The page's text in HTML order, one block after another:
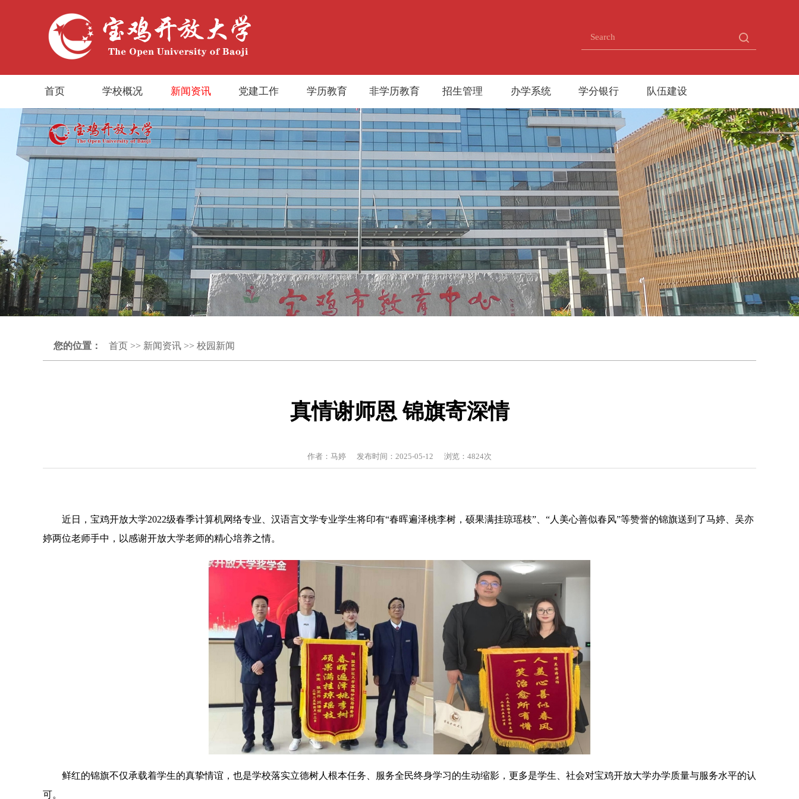
首页 学校概况 新闻资讯 党建工作 学历教育 非学历教育 招生管理 办学系统 学分银行 队伍建设
您的位置： 首页 >> 新闻资讯 >> 校园新闻
真情谢师恩 锦旗寄深情
作者：马婷 发布时间：2025-05-12 浏览： 4824次
近日，宝鸡开放大学2022级春季计算机网络专业、汉语言文学专业学生将印有“春晖遍泽桃李树，硕果满挂琼瑶枝”、“人美心善似春风”等赞誉的锦旗送到了马婷、吴亦
婷两位老师手中，以感谢开放大学老师的精心培养之情。
鲜红的锦旗不仅承载着学生的真挚情谊，也是学校落实立德树人根本任务、服务全民终身学习的生动缩影，更多是学生、社会对宝鸡开放大学办学质量与服务水平的认
可。